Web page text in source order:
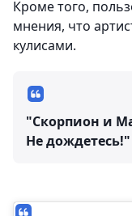
Кроме того,
мнения, что
кулисами.
"Скорпион и
Не